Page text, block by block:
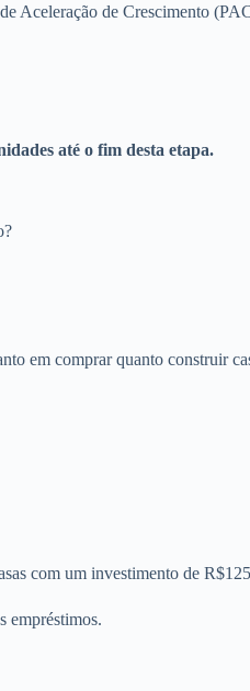
Aceleração de Crescimento
até o fim desta etapa.
em comprar quanto construir
com um investimento de
empréstimos.